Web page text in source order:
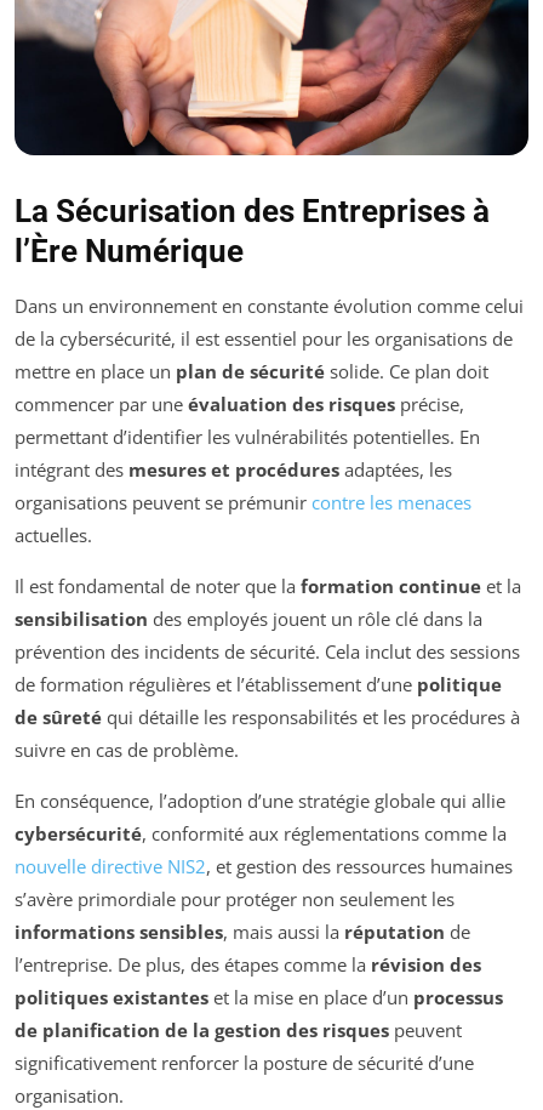
La Sécurisation des Entreprises à
l’Ère Numérique
Dans un environnement en constante évolution comme celui
de la cybersécurité, il est essentiel pour les organisations de
mettre en place un plan de sécurité solide. Ce plan doit
commencer par une évaluation des risques précise,
permettant d’identifier les vulnérabilités potentielles. En
intégrant des mesures et procédures adaptées, les
organisations peuvent se prémunir contre les menaces
actuelles.
Il est fondamental de noter que la formation continue et la
sensibilisation des employés jouent un rôle clé dans la
prévention des incidents de sécurité. Cela inclut des sessions
de formation régulières et l’établissement d’une politique
de sûreté qui détaille les responsabilités et les procédures à
suivre en cas de problème.
En conséquence, l’adoption d’une stratégie globale qui allie
cybersécurité, conformité aux réglementations comme la
nouvelle directive NIS2, et gestion des ressources humaines
s’avère primordiale pour protéger non seulement les
informations sensibles, mais aussi la réputation de
l’entreprise. De plus, des étapes comme la révision des
politiques existantes et la mise en place d’un processus
de planification de la gestion des risques peuvent
significativement renforcer la posture de sécurité d’une
organisation.